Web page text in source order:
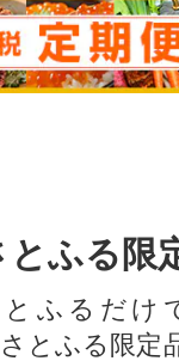
とふる限
とふるだけ
さとふる限